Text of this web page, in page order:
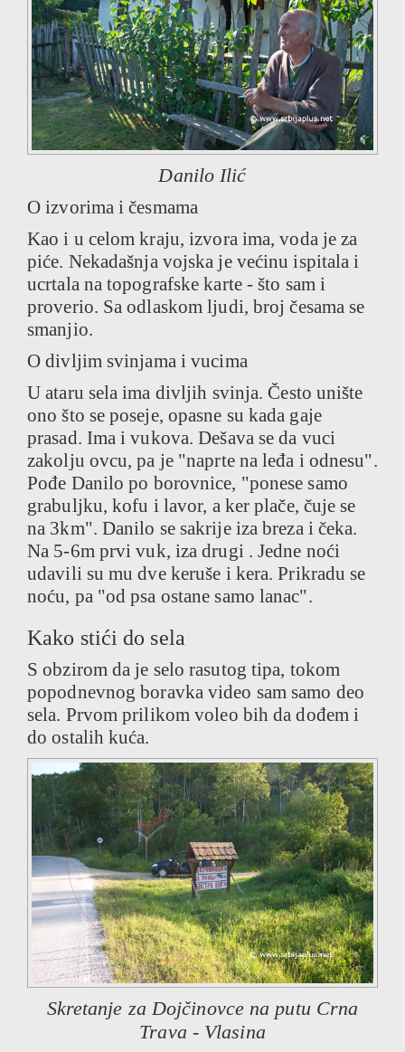
Danilo Ilić
O izvorima i česmama
Kao i u celom kraju, izvora ima, voda je za
piće. Nekadašnja vojska je većinu ispitala i
ucrtala na topografske karte - što sam i
proverio. Sa odlaskom ljudi, broj česama se
smanjio.
O divljim svinjama i vucima
U ataru sela ima divljih svinja. Često unište
ono što se poseje, opasne su kada gaje
prasad. Ima i vukova. Dešava se da vuci
zakolju ovcu, pa je "naprte na leđa i odnesu".
Pođe Danilo po borovnice, "ponese samo
grabuljku, kofu i lavor, a ker plače, čuje se
na 3km". Danilo se sakrije iza breza i čeka.
Na 5-6m prvi vuk, iza drugi . Jedne noći
udavili su mu dve keruše i kera. Prikradu se
noću, pa "od psa ostane samo lanac".
Kako stići do sela
S obzirom da je selo rasutog tipa, tokom
popodnevnog boravka video sam samo deo
sela. Prvom prilikom voleo bih da dođem i
do ostalih kuća.
Skretanje za Dojčinovce na putu Crna
Trava - Vlasina